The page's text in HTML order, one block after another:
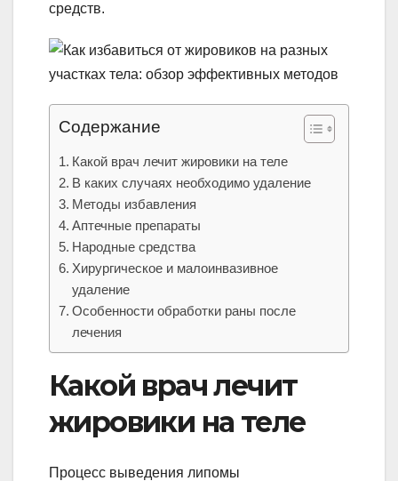
средств.
Содержание
Какой врач лечит жировики на теле
В каких случаях необходимо удаление
Методы избавления
Аптечные препараты
Народные средства
Хирургическое и малоинвазивное
удаление
Особенности обработки раны после
лечения
Какой врач лечит
жировики на теле
Процесс выведения липомы